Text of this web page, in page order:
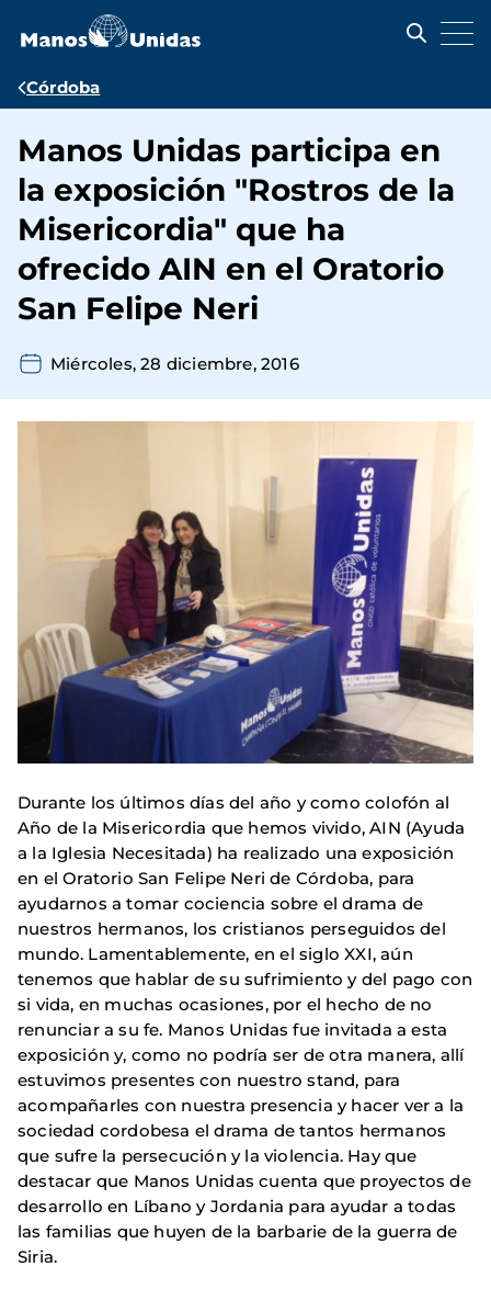
contenido
Ruta
navegación
Córdoba
Manos Unidas participa en
la exposición "Rostros de la
Misericordia" que ha
ofrecido AIN en el Oratorio
San Felipe Neri
Miércoles, 28 diciembre, 2016
Durante los últimos días del año y como colofón al
Año de la Misericordia que hemos vivido, AIN (Ayuda
a la Iglesia Necesitada) ha realizado una exposición
en el Oratorio San Felipe Neri de Córdoba, para
ayudarnos a tomar cociencia sobre el drama de
nuestros hermanos, los cristianos perseguidos del
mundo. Lamentablemente, en el siglo XXI, aún
tenemos que hablar de su sufrimiento y del pago con
si vida, en muchas ocasiones, por el hecho de no
renunciar a su fe. Manos Unidas fue invitada a esta
exposición y, como no podría ser de otra manera, allí
estuvimos presentes con nuestro stand, para
acompañarles con nuestra presencia y hacer ver a la
sociedad cordobesa el drama de tantos hermanos
que sufre la persecución y la violencia. Hay que
destacar que Manos Unidas cuenta que proyectos de
desarrollo en Líbano y Jordania para ayudar a todas
las familias que huyen de la barbarie de la guerra de
Siria.